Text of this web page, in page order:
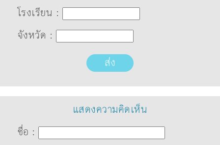
โรงเรียน :
จังหวัด :
ส่ง
แสดงความคิดเห็น
ชื่อ :